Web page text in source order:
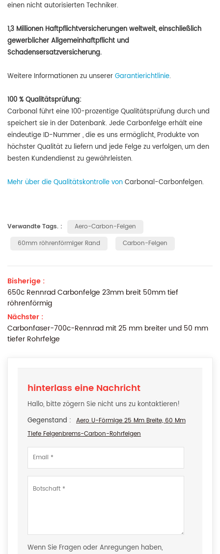
einen nicht autorisierten Techniker.
1,3 Millionen Haftpflichtversicherungen weltweit, einschließlich
gewerblicher Allgemeinhaftpflicht und
Schadensersatzversicherung.
Weitere Informationen zu unsererGarantierichtlinie.
100 % Qualitätsprüfung:
Carbonal führteine 100-prozentige Qualitätsprüfung durch und
speichert sie in der Datenbank. Jede Carbonfelge erhält eine
eindeutige ID-Nummer, die es uns ermöglicht, Produkte von
höchster Qualität zu liefern und jede Felge zu verfolgen, um den
besten Kundendienst zu gewährleisten.
Mehr über die Qualitätskontrolle vonCarbonal-Carbonfelgen.
Verwandte Tags. :
Aero-Carbon-Felgen
60mm röhrenförmiger Rand
Carbon-Felgen
Bisherige :
650c Rennrad Carbonfelge 23mm breit 50mm tief
röhrenförmig
Nächster :
Carbonfaser-700c-Rennrad mit 25 mm breiter und 50 mm
tiefer Rohrfelge
hinterlass eine Nachricht
Hallo, bitte zögern Sie nicht uns zu kontaktieren!
Gegenstand : Aero U-Förmige 25 Mm Breite, 60 Mm
Tiefe Felgenbrems-Carbon-Rohrfelgen
Wenn Sie Fragen oder Anregungen haben,